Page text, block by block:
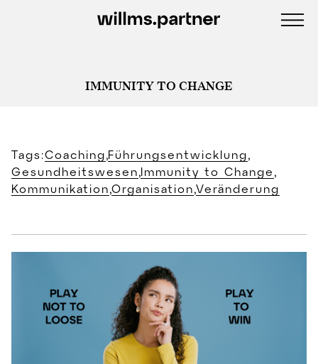
IMMUNITY TO CHANGE
Tags:Coaching,Führungsentwicklung,
Gesundheitswesen,Immunity to Change ,
Kommunikation,Organisation,Veränderung